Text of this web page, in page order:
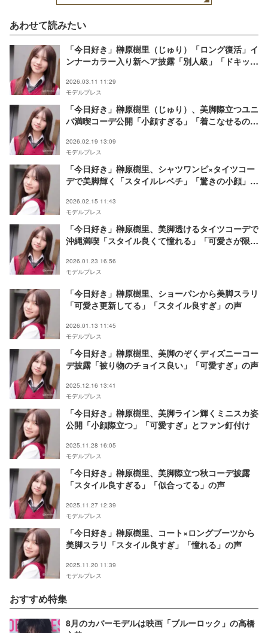
あわせて読みたい
「今日好き」榊原樹里（じゅり）「ロング復活」イ
ンナーカラー入り新ヘア披露「別人級」「ドキッと
2026.03.11 11:29
モデルプレス
「今日好き」榊原樹里（じゅり）、美脚際立つユニ
バ満喫コーデ公開「小顔すぎる」「着こなせるのす
2026.02.19 13:09
モデルプレス
「今日好き」榊原樹里、シャツワンピ×タイツコー
デで美脚輝く「スタイルレベチ」「驚きの小顔」と
2026.02.15 11:43
モデルプレス
「今日好き」榊原樹里、美脚透けるタイツコーデで
沖縄満喫「スタイル良くて憧れる」「可愛さが限界
2026.01.23 16:56
モデルプレス
「今日好き」榊原樹里、ショーパンから美脚スラリ
「可愛さ更新してる」「スタイル良すぎ」の声
2026.01.13 11:45
モデルプレス
「今日好き」榊原樹里、美脚のぞくディズニーコー
デ披露「被り物のチョイス良い」「可愛すぎ」の声
2025.12.16 13:41
モデルプレス
「今日好き」榊原樹里、美脚ライン輝くミニスカ姿
公開「小顔際立つ」「可愛すぎ」とファン釘付け
2025.11.28 16:05
モデルプレス
「今日好き」榊原樹里、美脚際立つ秋コーデ披露
「スタイル良すぎる」「似合ってる」の声
2025.11.27 12:39
モデルプレス
「今日好き」榊原樹里、コート×ロングブーツから
美脚スラリ「スタイル良すぎ」「憧れる」の声
2025.11.20 11:39
モデルプレス
おすすめ特集
8月のカバーモデルは映画「ブルーロック」の高橋